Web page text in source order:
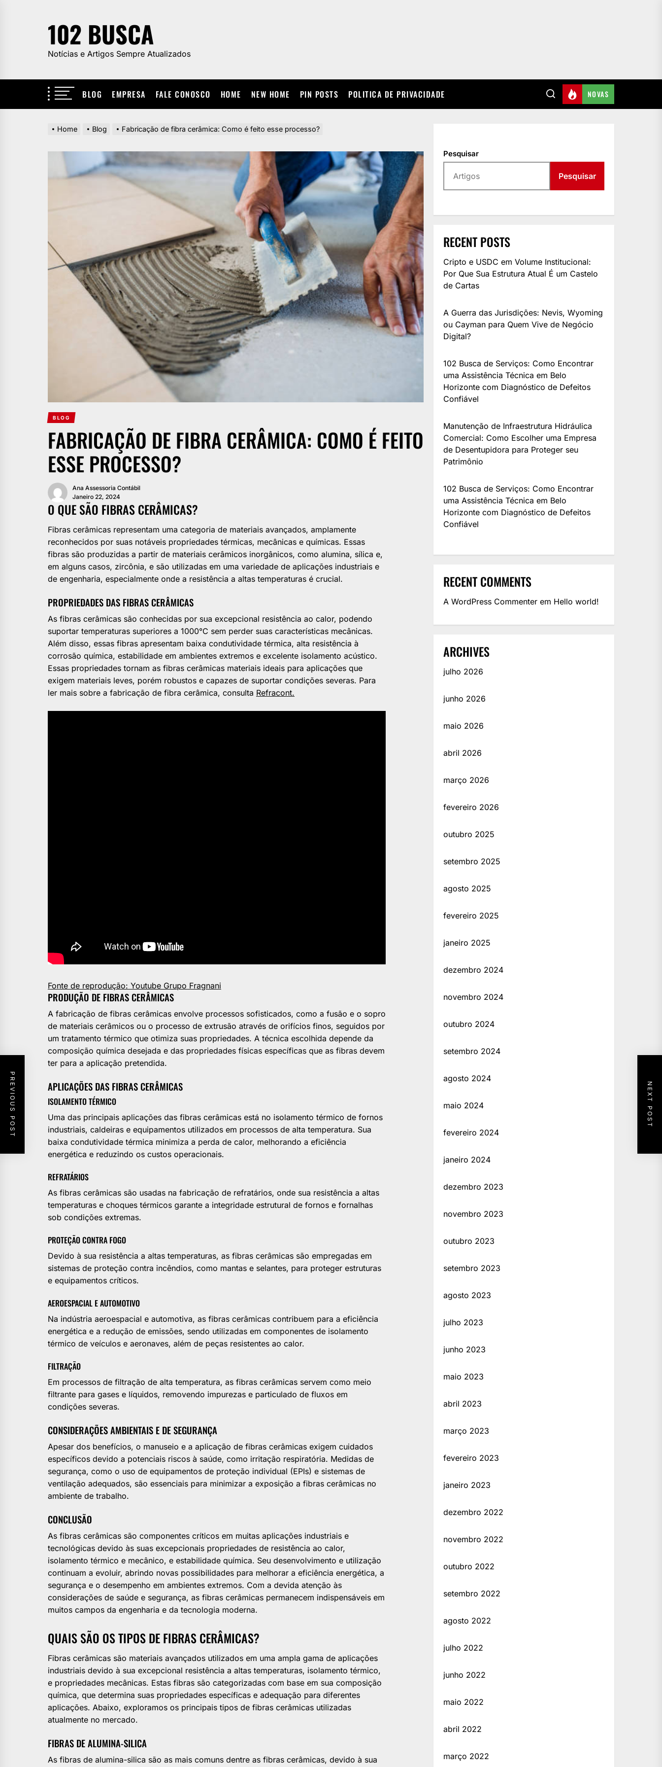
102 BUSCA
Notícias e Artigos Sempre Atualizados
BLOG EMPRESA FALE CONOSCO HOME NEW HOME PIN POSTS POLITICA DE PRIVACIDADE NOVAS
Home Blog Fabricação de fibra cerâmica: Como é feito esse processo?
BLOG
FABRICAÇÃO DE FIBRA CERÂMICA: COMO É FEITO
ESSE PROCESSO?
Ana Assessoria Contábil
Janeiro 22, 2024
O QUE SÃO FIBRAS CERÂMICAS?
Fibras cerâmicas representam uma categoria de materiais avançados, amplamente
reconhecidos por suas notáveis propriedades térmicas, mecânicas e químicas. Essas
fibras são produzidas a partir de materiais cerâmicos inorgânicos, como alumina, sílica e,
em alguns casos, zircônia, e são utilizadas em uma variedade de aplicações industriais e
de engenharia, especialmente onde a resistência a altas temperaturas é crucial.
PROPRIEDADES DAS FIBRAS CERÂMICAS
As fibras cerâmicas são conhecidas por sua excepcional resistência ao calor, podendo
suportar temperaturas superiores a 1000°C sem perder suas características mecânicas.
Além disso, essas fibras apresentam baixa condutividade térmica, alta resistência à
corrosão química, estabilidade em ambientes extremos e excelente isolamento acústico.
Essas propriedades tornam as fibras cerâmicas materiais ideais para aplicações que
exigem materiais leves, porém robustos e capazes de suportar condições severas. Para
ler mais sobre a fabricação de fibra cerâmica, consulta Refracont.
Fonte de reprodução: Youtube Grupo Fragnani
PRODUÇÃO DE FIBRAS CERÂMICAS
A fabricação de fibras cerâmicas envolve processos sofisticados, como a fusão e o sopro
de materiais cerâmicos ou o processo de extrusão através de orifícios finos, seguidos por
um tratamento térmico que otimiza suas propriedades. A técnica escolhida depende da
composição química desejada e das propriedades físicas específicas que as fibras devem
ter para a aplicação pretendida.
APLICAÇÕES DAS FIBRAS CERÂMICAS
ISOLAMENTO TÉRMICO
Uma das principais aplicações das fibras cerâmicas está no isolamento térmico de fornos
industriais, caldeiras e equipamentos utilizados em processos de alta temperatura. Sua
baixa condutividade térmica minimiza a perda de calor, melhorando a eficiência
energética e reduzindo os custos operacionais.
REFRATÁRIOS
As fibras cerâmicas são usadas na fabricação de refratários, onde sua resistência a altas
temperaturas e choques térmicos garante a integridade estrutural de fornos e fornalhas
sob condições extremas.
PROTEÇÃO CONTRA FOGO
Devido à sua resistência a altas temperaturas, as fibras cerâmicas são empregadas em
sistemas de proteção contra incêndios, como mantas e selantes, para proteger estruturas
e equipamentos críticos.
AEROESPACIAL E AUTOMOTIVO
Na indústria aeroespacial e automotiva, as fibras cerâmicas contribuem para a eficiência
energética e a redução de emissões, sendo utilizadas em componentes de isolamento
térmico de veículos e aeronaves, além de peças resistentes ao calor.
FILTRAÇÃO
Em processos de filtração de alta temperatura, as fibras cerâmicas servem como meio
filtrante para gases e líquidos, removendo impurezas e particulado de fluxos em
condições severas.
CONSIDERAÇÕES AMBIENTAIS E DE SEGURANÇA
Apesar dos benefícios, o manuseio e a aplicação de fibras cerâmicas exigem cuidados
específicos devido a potenciais riscos à saúde, como irritação respiratória. Medidas de
segurança, como o uso de equipamentos de proteção individual (EPIs) e sistemas de
ventilação adequados, são essenciais para minimizar a exposição a fibras cerâmicas no
ambiente de trabalho.
CONCLUSÃO
As fibras cerâmicas são componentes críticos em muitas aplicações industriais e
tecnológicas devido às suas excepcionais propriedades de resistência ao calor,
isolamento térmico e mecânico, e estabilidade química. Seu desenvolvimento e utilização
continuam a evoluir, abrindo novas possibilidades para melhorar a eficiência energética, a
segurança e o desempenho em ambientes extremos. Com a devida atenção às
considerações de saúde e segurança, as fibras cerâmicas permanecem indispensáveis em
muitos campos da engenharia e da tecnologia moderna.
QUAIS SÃO OS TIPOS DE FIBRAS CERÂMICAS?
Fibras cerâmicas são materiais avançados utilizados em uma ampla gama de aplicações
industriais devido à sua excepcional resistência a altas temperaturas, isolamento térmico,
e propriedades mecânicas. Estas fibras são categorizadas com base em sua composição
química, que determina suas propriedades específicas e adequação para diferentes
aplicações. Abaixo, exploramos os principais tipos de fibras cerâmicas utilizadas
atualmente no mercado.
FIBRAS DE ALUMINA-SILICA
As fibras de alumina-silica são as mais comuns dentre as fibras cerâmicas, devido à sua
PREVIOUS POST NEXT POST
Pesquisar
Pesquisar
RECENT POSTS
Cripto e USDC em Volume Institucional:
Por Que Sua Estrutura Atual É um Castelo
de Cartas
A Guerra das Jurisdições: Nevis, Wyoming
ou Cayman para Quem Vive de Negócio
Digital?
102 Busca de Serviços: Como Encontrar
uma Assistência Técnica em Belo
Horizonte com Diagnóstico de Defeitos
Confiável
Manutenção de Infraestrutura Hidráulica
Comercial: Como Escolher uma Empresa
de Desentupidora para Proteger seu
Patrimônio
102 Busca de Serviços: Como Encontrar
uma Assistência Técnica em Belo
Horizonte com Diagnóstico de Defeitos
Confiável
RECENT COMMENTS
A WordPress Commenter em Hello world!
ARCHIVES
julho 2026
junho 2026
maio 2026
abril 2026
março 2026
fevereiro 2026
outubro 2025
setembro 2025
agosto 2025
fevereiro 2025
janeiro 2025
dezembro 2024
novembro 2024
outubro 2024
setembro 2024
agosto 2024
maio 2024
fevereiro 2024
janeiro 2024
dezembro 2023
novembro 2023
outubro 2023
setembro 2023
agosto 2023
julho 2023
junho 2023
maio 2023
abril 2023
março 2023
fevereiro 2023
janeiro 2023
dezembro 2022
novembro 2022
outubro 2022
setembro 2022
agosto 2022
julho 2022
junho 2022
maio 2022
abril 2022
março 2022